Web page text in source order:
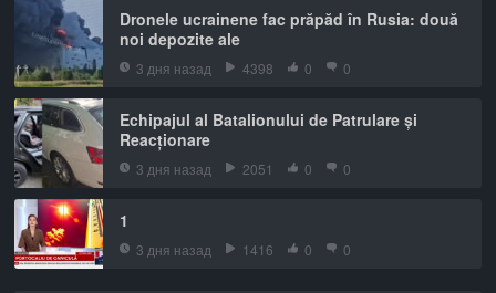
Dronele ucrainene fac prăpăd în Rusia: două
noi depozite ale
3 дня назад 4398 0 0
Echipajul al Batalionului de Patrulare și
Reacționare
3 дня назад 2051 0 0
1
3 дня назад 1416 0 0